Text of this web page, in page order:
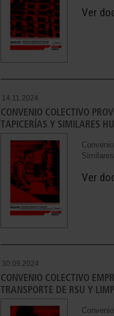
Ver
14.11.2024
CONVENIO COLECTIVO
TAPICERÍAS Y SIMILARES
Ver
30.09.2024
CONVENIO COLECTIVO
TRANSPORTE DE RSU Y